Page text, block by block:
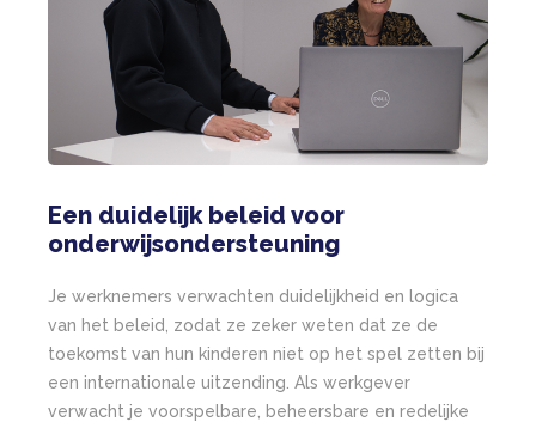
Een duidelijk beleid voor
onderwijsondersteuning
Je werknemers verwachten duidelijkheid en logica
van het beleid, zodat ze zeker weten dat ze de
toekomst van hun kinderen niet op het spel zetten bij
een internationale uitzending. Als werkgever
verwacht je voorspelbare, beheersbare en redelijke